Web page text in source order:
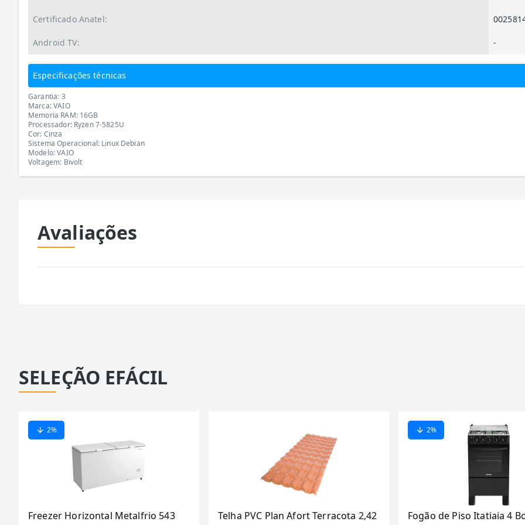
Certificado Anatel:
Android TV: -
Especificações técnicas
Garantia: 3
Marca: VAIO
Memoria RAM: 16GB
Processador: Ryzen 7-5825U
Cor: Cinza
Sistema Operacional: Linux Debian
Modelo: VAIO
Voltagem: Bivolt
Avaliações
SELEÇÃO EFÁCIL
2%
Freezer Horizontal Metalfrio 543
Telha PVC Plan Afort Terracota 2,42
2%
Fogão de Piso Itatiaia 4